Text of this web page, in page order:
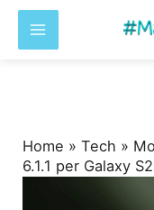
Home »Tech »
6.1.1 per Galaxy